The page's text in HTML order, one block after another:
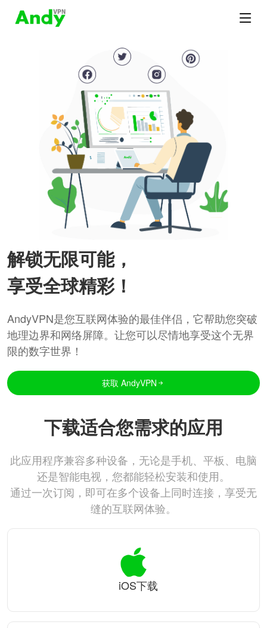
解锁无限可能，
享受全球精彩！
AndyVPN是您互联网体验的最佳伴侣，它帮助您突破
地理边界和网络屏障。让您可以尽情地享受这个无界
限的数字世界！
获取 AndyVPN
下载适合您需求的应用
此应用程序兼容多种设备，无论是手机、平板、电脑
还是智能电视，您都能轻松安装和使用。
通过一次订阅，即可在多个设备上同时连接，享受无
缝的互联网体验。
iOS下载